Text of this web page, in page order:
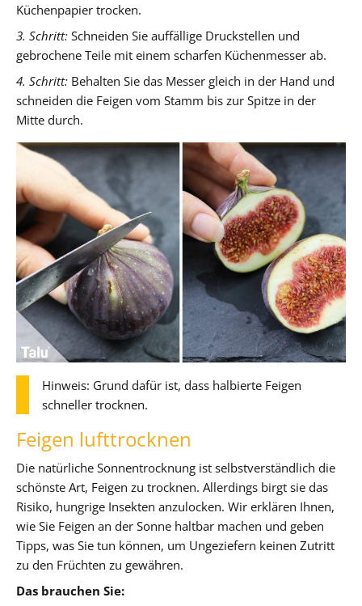
Küchenpapier trocken.
3. Schritt: Schneiden Sie auffällige Druckstellen und
gebrochene Teile mit einem scharfen Küchenmesser ab.
4. Schritt: Behalten Sie das Messer gleich in der Hand und
schneiden die Feigen vom Stamm bis zur Spitze in der
Mitte durch.
Hinweis: Grund dafür ist, dass halbierte Feigen
schneller trocknen.
Feigen lufttrocknen
Die natürliche Sonnentrocknung ist selbstverständlich die
schönste Art, Feigen zu trocknen. Allerdings birgt sie das
Risiko, hungrige Insekten anzulocken. Wir erklären Ihnen,
wie Sie Feigen an der Sonne haltbar machen und geben
Tipps, was Sie tun können, um Ungeziefern keinen Zutritt
zu den Früchten zu gewähren.
Das brauchen Sie: